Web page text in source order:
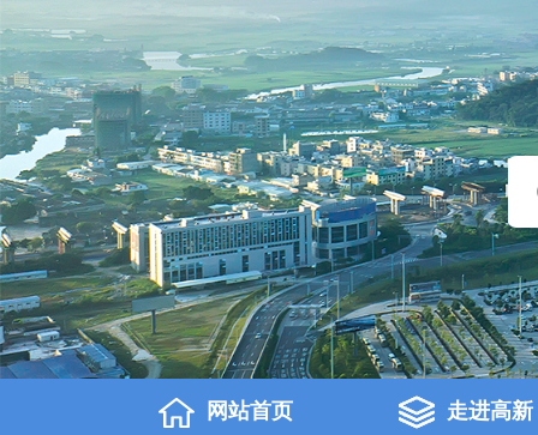
网站首页 走进高新